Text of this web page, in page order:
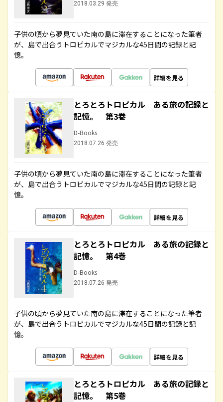
2018.03.29 発売
子供の頃から夢見ていた南の島に滞在することになった筆者
が、島で出合うトロピカルでマジカルな45日間の記録と記
憶。
詳細を見る
とろとろトロピカル ある旅の記録と
記憶。 第3巻
D-Books
2018.07.26 発売
子供の頃から夢見ていた南の島に滞在することになった筆者
が、島で出合うトロピカルでマジカルな45日間の記録と記
憶。
詳細を見る
とろとろトロピカル ある旅の記録と
記憶。 第4巻
D-Books
2018.07.26 発売
子供の頃から夢見ていた南の島に滞在することになった筆者
が、島で出合うトロピカルでマジカルな45日間の記録と記
憶。
詳細を見る
とろとろトロピカル ある旅の記録と
記憶。 第5巻